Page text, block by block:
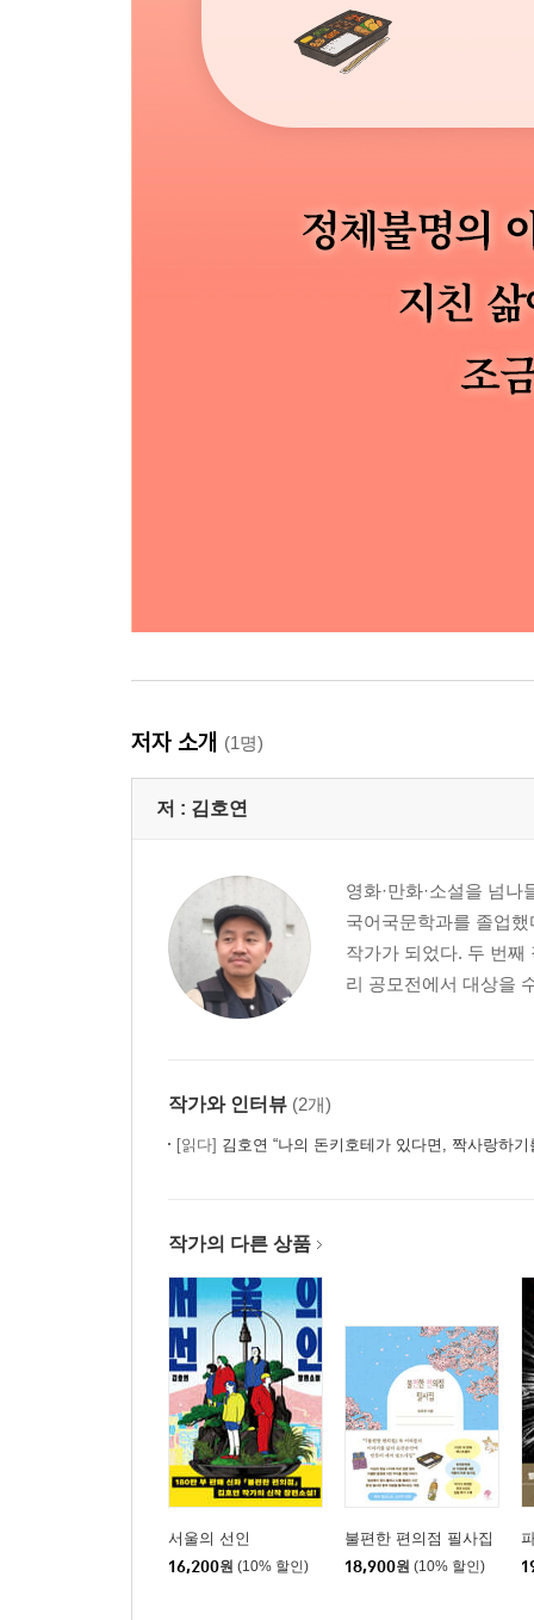
저자 소개 (1명)
저 : 김호연
영화·만화·소설을 넘
국어국문학과를 졸업
작가가 되었다. 두 번
리 공모전에서 대상을
작가와 인터뷰 (2개)
[읽다] 김호연 “나의 돈키호테가 있다면, 짝사랑하기
작가의 다른 상품
서울의 선인
16,200원 (10% 할인)
불편한 편의점 필사집
18,900원 (10% 할인)